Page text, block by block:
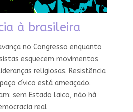
à brasileira
no Congresso enquanto
esquecem movimentos
religiosas. Resistência
cívico está ameaçado.
sem Estado laico, não há
real